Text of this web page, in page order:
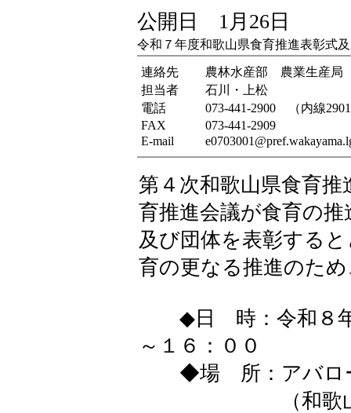
公開日 1月26日
令和７年度和歌山県食育推進表彰式
連絡先
農林水産部 農業生産局
担当者
石川・上松
電話
073-441-2900 （内線
FAX
073-441-2909
E-mail
第４次和歌山県食育
育推進会議が食育の
及び団体を表彰する
育の更なる推進のた
◆日 時：令和８年
～１６：００
◆場 所：アバロ
（和歌山市湊